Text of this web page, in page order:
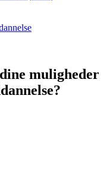
muligheder